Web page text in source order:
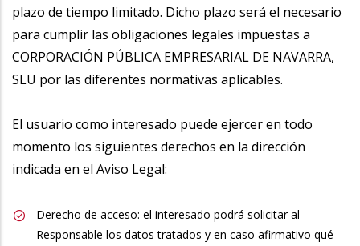
plazo de tiempo limitado. Dicho plazo será el necesario
para cumplir las obligaciones legales impuestas a
CORPORACIÓN PÚBLICA EMPRESARIAL DE NAVARRA,
SLU por las diferentes normativas aplicables.
El usuario como interesado puede ejercer en todo
momento los siguientes derechos en la dirección
indicada en el Aviso Legal:
Derecho de acceso: el interesado podrá solicitar al
Responsable los datos tratados y en caso afirmativo qué